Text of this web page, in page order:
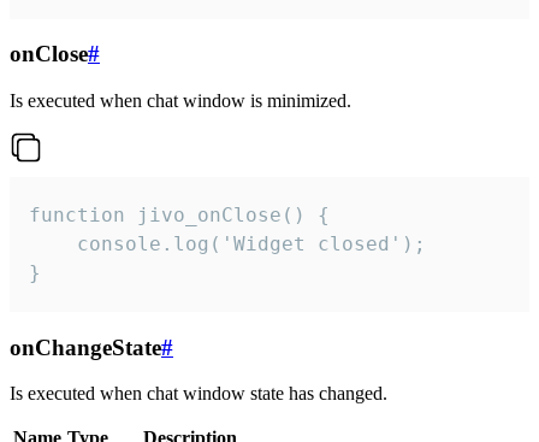
onClose#
Is executed when chat window is minimized.
function jivo_onClose() {
    console.log('Widget closed');
}
onChangeState#
Is executed when chat window state has changed.